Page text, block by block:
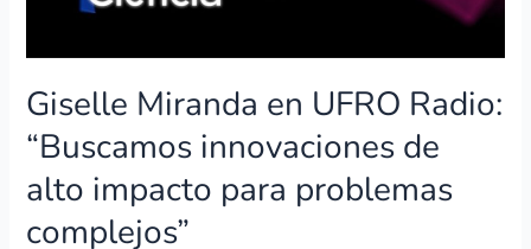
Giselle Miranda en UFRO Radio:
“Buscamos innovaciones de
alto impacto para problemas
complejos”